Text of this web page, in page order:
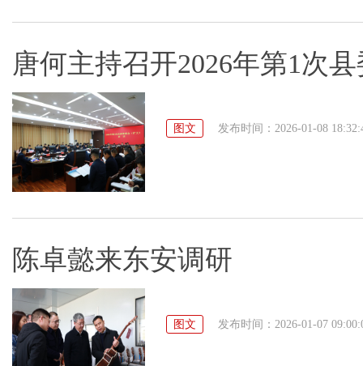
唐何主持召开2026年第1次
图文 发布时间：2026-01-08
陈卓懿来东安调研
图文 发布时间：2026-01-07